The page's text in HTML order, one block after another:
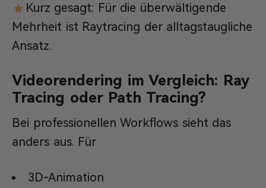
Kurz gesagt: Für die überwältigende
Mehrheit ist Raytracing der alltagstaugliche
Ansatz.
Videorendering im Vergleich: Ray
Tracing oder Path Tracing?
Bei professionellen Workflows sieht das
anders aus. Für
3D-Animation